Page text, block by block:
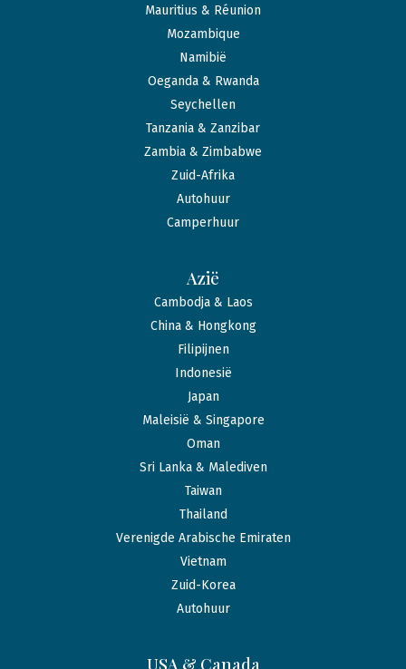
Mauritius & Réunion
Mozambique
Namibië
Oeganda & Rwanda
Seychellen
Tanzania & Zanzibar
Zambia & Zimbabwe
Zuid-Afrika
Autohuur
Camperhuur
Azië
Cambodja & Laos
China & Hongkong
Filipijnen
Indonesië
Japan
Maleisië & Singapore
Oman
Sri Lanka & Malediven
Taiwan
Thailand
Verenigde Arabische Emiraten
Vietnam
Zuid-Korea
Autohuur
USA & Canada